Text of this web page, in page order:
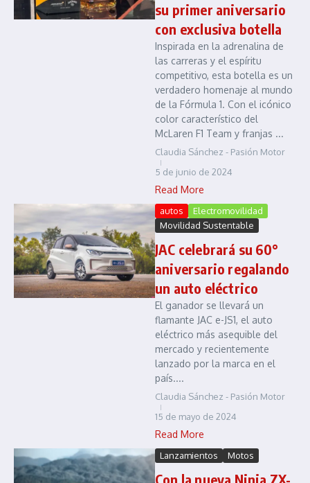
su primer aniversario
con exclusiva botella
Inspirada en la adrenalina de
las carreras y el espíritu
competitivo, esta botella es un
verdadero homenaje al mundo
de la Fórmula 1. Con el icónico
color característico del
McLaren F1 Team y franjas ...
Claudia Sánchez - Pasión Motor
5 de junio de 2024
Read More
autos
Electromovilidad
Movilidad Sustentable
JAC celebrará su 60°
aniversario regalando
un auto eléctrico
El ganador se llevará un
flamante JAC e-JS1, el auto
eléctrico más asequible del
mercado y recientemente
lanzado por la marca en el
país....
Claudia Sánchez - Pasión Motor
15 de mayo de 2024
Read More
Lanzamientos Motos
Con la nueva Ninja ZX-